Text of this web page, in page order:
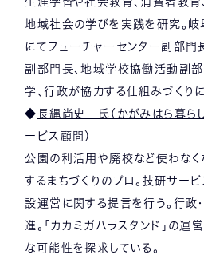
地域社会の学びを実践を研究。
にてフューチャーセンター副部門
副部門長、地域学校協働活動副部
学、行政が協力する仕組みづくり
◆長縄尚史 氏（かがみはら暮ら
ービス顧問）
公園の利活用や廃校など使わな
するまちづくりのプロ。技研サー
設運営に関する提言を行う。行政
進。「カカミガハラスタンド」の運
な可能性を探求している。